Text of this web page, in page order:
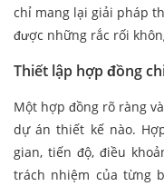
chỉ mang lại giải pháp
được những rắc rối
Thiết lập hợp đồng
Một hợp đồng rõ ràng
dự án thiết kế nào.
gian, tiến độ, điều
trách nhiệm của từng